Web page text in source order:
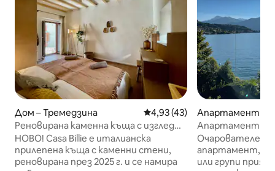
Дом – Тремедзина Средна оценка: 4,93 от 5,
4,93 (43)
Реновирана каменна къща с изглед
към езерото Комо
НОВО! Casa Billie е италианска
прилепена къща с каменни стени,
реновирана през 2025 г. и се намира
Апартамент –
Апартамент с
езерото
Очарователен
апартамент,
или групи